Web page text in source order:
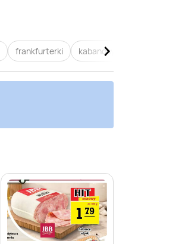
frankfurterki kabanosy